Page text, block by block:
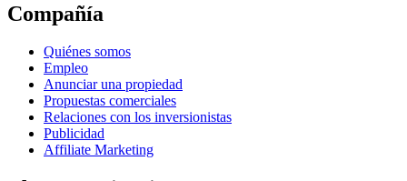
Compañía
Quiénes somos
Empleo
Anunciar una propiedad
Propuestas comerciales
Relaciones con los inversionistas
Publicidad
Affiliate Marketing